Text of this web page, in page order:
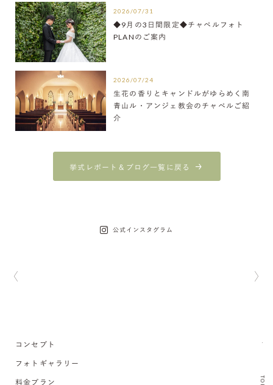
2026/07/31
◆9月の3日間限定◆チャペルフォト
PLANのご案内
2026/07/24
生花の香りとキャンドルがゆらめく南
青山ル・アンジェ教会のチャペルご紹
介
挙式レポート＆ブログ一覧に戻る
公式インスタグラム
TOP
コンセプト
フォトギャラリー
料金プラン